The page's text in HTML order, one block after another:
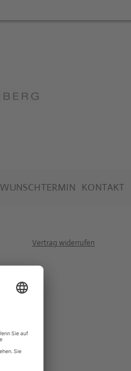
WUNSCHTERMIN KONTAKT
Vertrag widerrufen